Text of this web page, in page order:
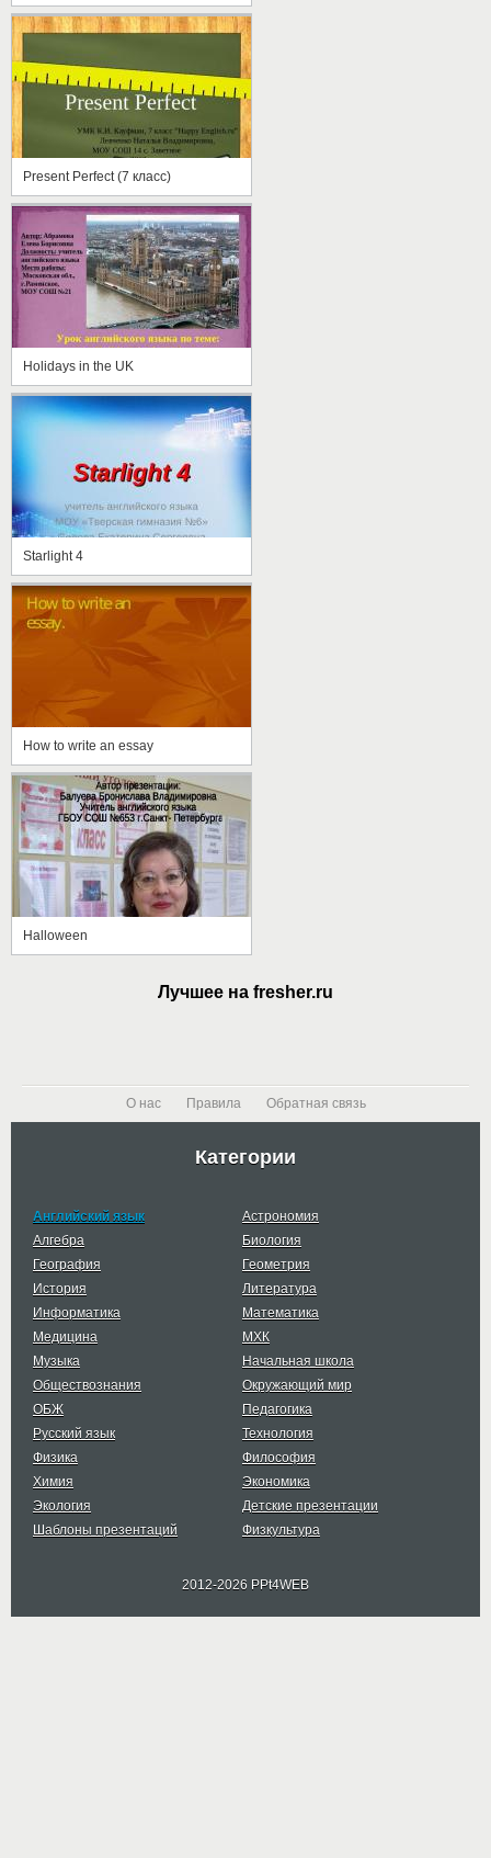
Present Perfect (7 класс)
Holidays in the UK
Starlight 4
How to write an essay
Halloween
Лучшее на fresher.ru
О нас Правила Обратная связь
Категории
Английский язык
Астрономия
Алгебра
Биология
География
Геометрия
История
Литература
Информатика
Математика
Медицина
МХК
Музыка
Начальная школа
Обществознания
Окружающий мир
ОБЖ
Педагогика
Русский язык
Технология
Физика
Философия
Химия
Экономика
Экология
Детские презентации
Шаблоны презентаций
Физкультура
2012-2026 PPt4WEB